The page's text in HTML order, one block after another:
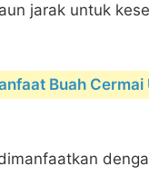
jarak untuk
Buah